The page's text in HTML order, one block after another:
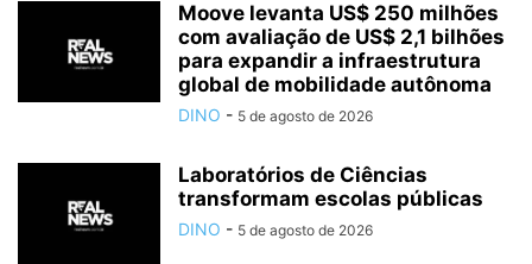
Moove levanta US$ 250 milhões
com avaliação de US$ 2,1 bilhões
para expandir a infraestrutura
global de mobilidade autônoma
DINO - 5 de agosto de 2026
Laboratórios de Ciências
transformam escolas públicas
DINO - 5 de agosto de 2026